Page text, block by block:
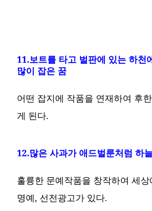
11.보트를 타고 벌판에 있는 하천
많이 잡은 꿈
어떤 잡지에 작품을 연재하여 후
게 된다.
12.많은 사과가 애드벌룬처럼 하
훌륭한 문예작품을 창작하여 세
명예, 선전광고가 있다.